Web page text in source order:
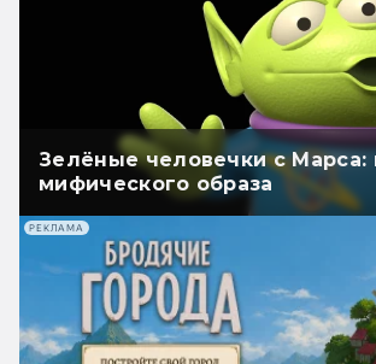
Зелёные человечки с Марса:
мифического образа
РЕКЛАМА